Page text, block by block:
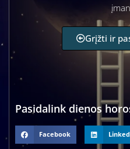
Grįžti ir
Pasidalink dienos
Facebook